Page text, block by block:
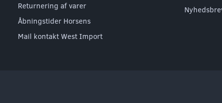
Returnering af varer
Åbningstider Horsens
Mail kontakt West Import